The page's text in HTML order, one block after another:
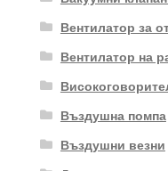
Вентилатор за
Вентилатор на
Въздушна помпа
Въздушни везни